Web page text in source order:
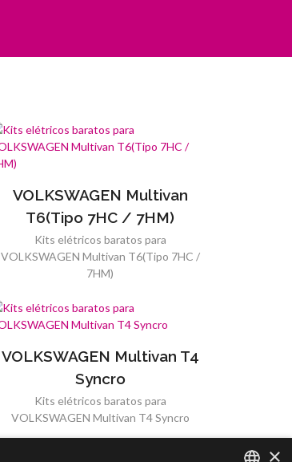
VOLKSWAGEN Multivan
T6(Tipo 7HC / 7HM)
Kits elétricos baratos para
VOLKSWAGEN Multivan T6(Tipo 7HC /
7HM)
VOLKSWAGEN Multivan T4
Syncro
Kits elétricos baratos para
VOLKSWAGEN Multivan T4 Syncro
×